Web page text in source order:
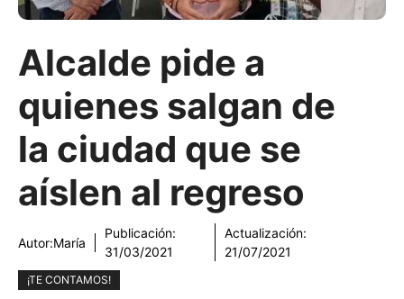
Alcalde pide a
quienes salgan de
la ciudad que se
aíslen al regreso
Autor:María
Publicación:
31/03/2021
Actualización:
21/07/2021
¡TE CONTAMOS!